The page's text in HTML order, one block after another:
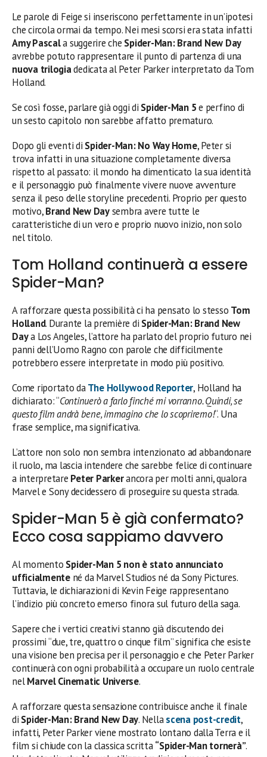
Le parole di Feige si inseriscono perfettamente in un’ipotesi
che circola ormai da tempo. Nei mesi scorsi era stata infatti
Amy Pascala suggerire che Spider-Man: Brand New Day
avrebbe potuto rappresentare il punto di partenza di una
nuova trilogiadedicata al Peter Parker interpretato da Tom
Holland.
Se così fosse, parlare già oggi di Spider-Man 5e perfino di
un sesto capitolo non sarebbe affatto prematuro.
Dopo gli eventi di Spider-Man: No Way Home, Peter si
trova infatti in una situazione completamente diversa
rispetto al passato: il mondo ha dimenticato la sua identità
e il personaggio può finalmente vivere nuove avventure
senza il peso delle storyline precedenti. Proprio per questo
motivo,Brand New Daysembra avere tutte le
caratteristiche di un vero e proprio nuovo inizio, non solo
nel titolo.
Tom Holland continuerà a essere
Spider-Man?
A rafforzare questa possibilità ci ha pensato lo stesso Tom
Holland. Durante la première di Spider-Man: Brand New
Daya Los Angeles, l’attore ha parlato del proprio futuro nei
panni dell’Uomo Ragno con parole che difficilmente
potrebbero essere interpretate in modo più positivo.
Come riportato daThe Hollywood Reporter, Holland ha
dichiarato: “Continuerò a farlo finché mi vorranno. Quindi, se
questo film andrà bene, immagino che lo scopriremo!“. Una
frase semplice, ma significativa.
L’attore non solo non sembra intenzionato ad abbandonare
il ruolo, ma lascia intendere che sarebbe felice di continuare
a interpretare Peter Parkerancora per molti anni, qualora
Marvel e Sony decidessero di proseguire su questa strada.
Spider-Man 5 è già confermato?
Ecco cosa sappiamo davvero
Al momento Spider-Man 5 non è stato annunciato
ufficialmentené da Marvel Studios né da Sony Pictures.
Tuttavia, le dichiarazioni di Kevin Feige rappresentano
l’indizio più concreto emerso finora sul futuro della saga.
Sapere che i vertici creativi stanno già discutendo dei
prossimi “due, tre, quattro o cinque film” significa che esiste
una visione ben precisa per il personaggio e che Peter Parker
continuerà con ogni probabilità a occupare un ruolo centrale
nelMarvel Cinematic Universe.
A rafforzare questa sensazione contribuisce anche il finale
di Spider-Man: Brand New Day. Nellascena post-credit,
infatti, Peter Parker viene mostrato lontano dalla Terra e il
film si chiude con la classica scritta“Spider-Man tornerà”.